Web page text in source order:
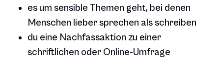
es um sensible Themen geht, bei denen
Menschen lieber sprechen als schreiben
du eine Nachfassaktion zu einer
schriftlichen oder Online-Umfrage